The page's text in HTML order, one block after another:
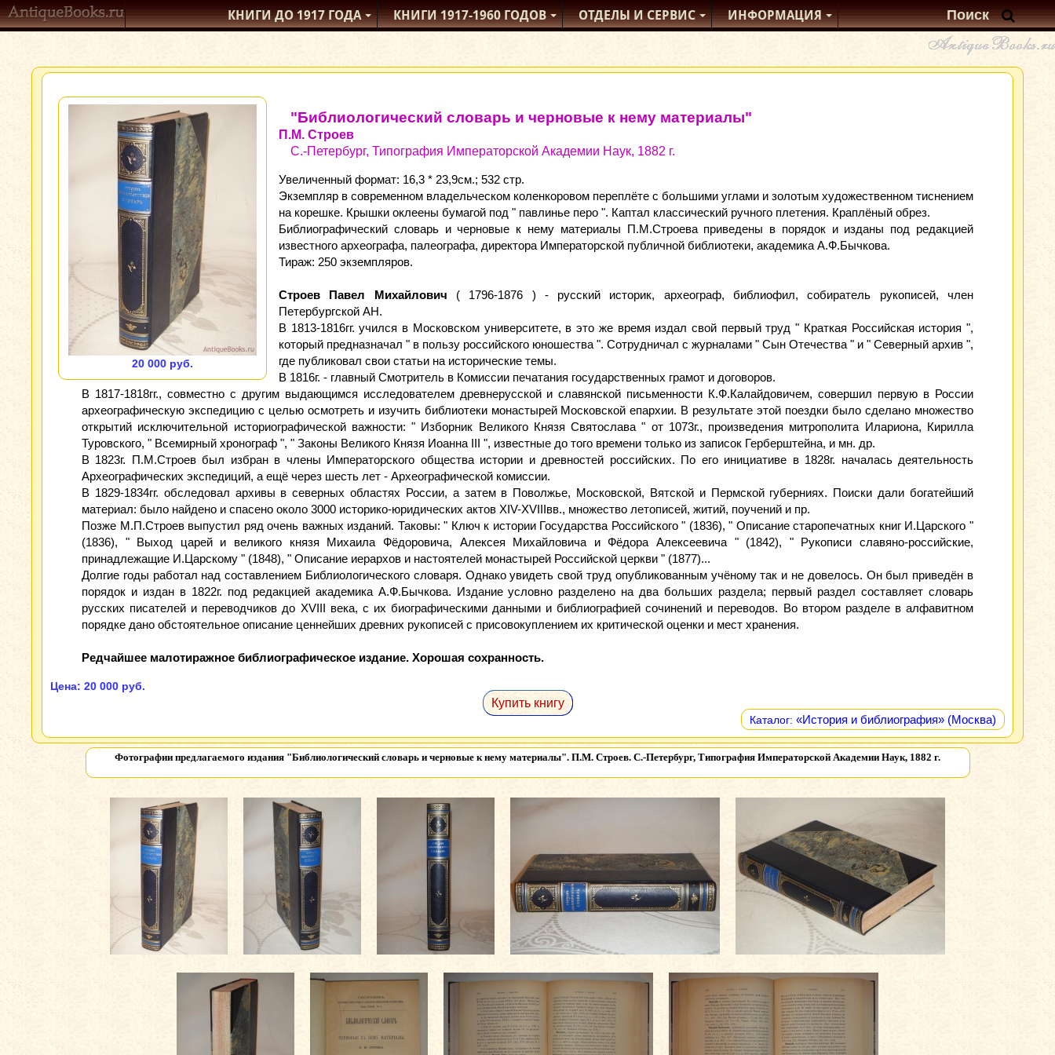
КНИГИ ДО 1917ГОДА КНИГИ1917-1960ГОДОВ ОТДЕЛЫИ СЕРВИС ИНФОРМАЦИЯ
20 000 руб.
"Библиологический словарь и черновые к нему материалы"
П.М. Строев
С.-Петербург, Типография Императорской Академии Наук, 1882 г.
Увеличенный формат: 16,3 * 23,9см.; 532 стр.
Экземпляр в современном владельческом коленкоровом переплёте с большими углами и золотым художественном тиснением
на корешке. Крышки оклеены бумагой под " павлинье перо ". Каптал классический ручного плетения. Краплёный обрез.
Библиографический словарь и черновые к нему материалы П.М.Строева приведены в порядок и изданы под редакцией
известного археографа, палеографа, директора Императорской публичной библиотеки, академика А.Ф.Бычкова.
Тираж: 250 экземпляров.
Строев Павел Михайлович ( 1796-1876 ) - русский историк, археограф, библиофил, собиратель рукописей, член
Петербургской АН.
В 1813-1816гг. учился в Московском университете, в это же время издал свой первый труд " Краткая Российская история ",
который предназначал " в пользу российского юношества ". Сотрудничал с журналами " Сын Отечества " и " Северный архив ",
где публиковал свои статьи на исторические темы.
В 1816г. - главный Смотритель в Комиссии печатания государственных грамот и договоров.
В 1817-1818гг., совместно с другим выдающимся исследователем древнерусской и славянской письменности К.Ф.Калайдовичем, совершил первую в России
археографическую экспедицию с целью осмотреть и изучить библиотеки монастырей Московской епархии. В результате этой поездки было сделано множество
открытий исключительной историографической важности: " Изборник Великого Князя Святослава " от 1073г., произведения митрополита Илариона, Кирилла
Туровского, " Всемирный хронограф ", " Законы Великого Князя Иоанна III ", известные до того времени только из записок Герберштейна, и мн. др.
В 1823г. П.М.Строев был избран в члены Императорского общества истории и древностей российских. По его инициативе в 1828г. началась деятельность
Археографических экспедиций, а ещё через шесть лет - Археографической комиссии.
В 1829-1834гг. обследовал архивы в северных областях России, а затем в Поволжье, Московской, Вятской и Пермской губерниях. Поиски дали богатейший
материал: было найдено и спасено около 3000 историко-юридических актов XIV-XVIIIвв., множество летописей, житий, поучений и пр.
Позже М.П.Строев выпустил ряд очень важных изданий. Таковы: " Ключ к истории Государства Российского " (1836), " Описание старопечатных книг И.Царского "
(1836), " Выход царей и великого князя Михаила Фёдоровича, Алексея Михайловича и Фёдора Алексеевича " (1842), " Рукописи славяно-российские,
принадлежащие И.Царскому " (1848), " Описание иерархов и настоятелей монастырей Российской церкви " (1877)...
Долгие годы работал над составлением Библиологического словаря. Однако увидеть свой труд опубликованным учёному так и не довелось. Он был приведён в
порядок и издан в 1822г. под редакцией академика А.Ф.Бычкова. Издание условно разделено на два больших раздела; первый раздел составляет словарь
русских писателей и переводчиков до XVIII века, с их биографическими данными и библиографией сочинений и переводов. Во втором разделе в алфавитном
порядке дано обстоятельное описание ценнейших древних рукописей с присовокуплением их критической оценки и мест хранения.
Редчайшее малотиражное библиографическое издание. Хорошая сохранность.
Цена: 20 000 руб.
Купить книгу
Каталог: «История и библиография» (Москва)
Фотографии предлагаемого издания "Библиологический словарь и черновые к нему материалы". П.М. Строев. С.-Петербург, Типография Императорской Академии Наук, 1882 г.